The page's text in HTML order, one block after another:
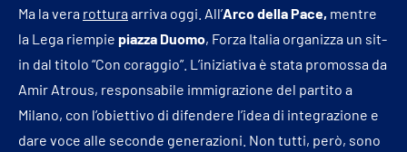
Ma la vera rotturaarriva oggi. All’Arco della Pace, mentre
la Lega riempie piazza Duomo, Forza Italia organizza un sit-
in dal titolo “Con coraggio”. L’iniziativa è stata promossa da
Amir Atrous, responsabile immigrazione del partito a
Milano, con l’obiettivo di difendere l’idea di integrazione e
dare voce alle seconde generazioni. Non tutti, però, sono